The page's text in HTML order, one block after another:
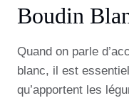
Boudin
Quand on parle
blanc, il est
qu’apportent les